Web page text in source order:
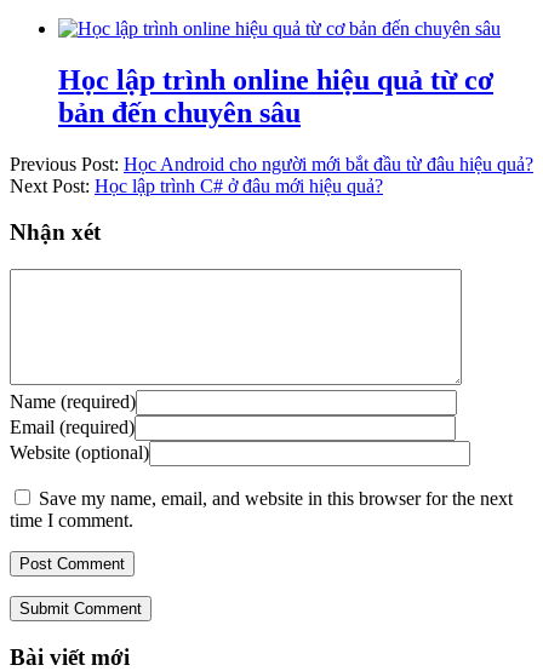
Học lập trình online hiệu quả từ cơ
bản đến chuyên sâu
Previous Post: Học Android cho người mới bắt đầu từ đâu hiệu quả?
Next Post: Học lập trình C# ở đâu mới hiệu quả?
Nhận xét
Name (required)
Email (required)
Website (optional)
Save my name, email, and website in this browser for the next
time I comment.
Submit Comment
Bài viết mới